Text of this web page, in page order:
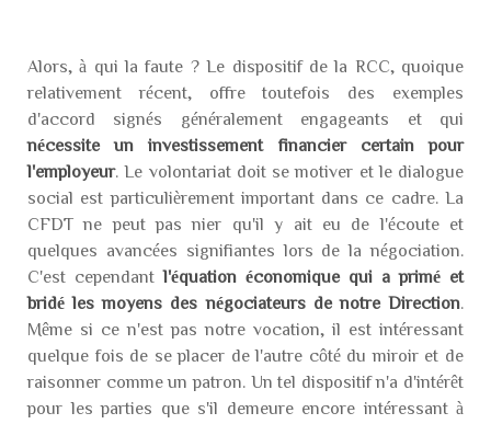
Alors, à qui la faute ? Le dispositif de la RCC, quoique
relativement récent, offre toutefois des exemples
d'accord signés généralement engageants et qui
nécessite un investissement financier certain pour
l'employeur. Le volontariat doit se motiver et le dialogue
social est particulièrement important dans ce cadre. La
CFDT ne peut pas nier qu'il y ait eu de l'écoute et
quelques avancées signifiantes lors de la négociation.
C'est cependantl'équation économique qui a primé et
bridé les moyens des négociateurs de notre Direction
Même si ce n'est pas notre vocation, il est intéressant
quelque fois de se placer de l'autre côté du miroir et de
raisonner comme un patron. Un tel dispositif n'a d'intérêt
pour les parties que s'il demeure encore intéressant à